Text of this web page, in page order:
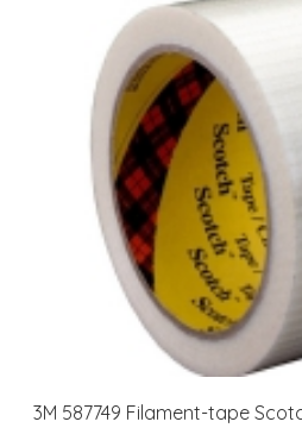
3M 587749 Filament-tape